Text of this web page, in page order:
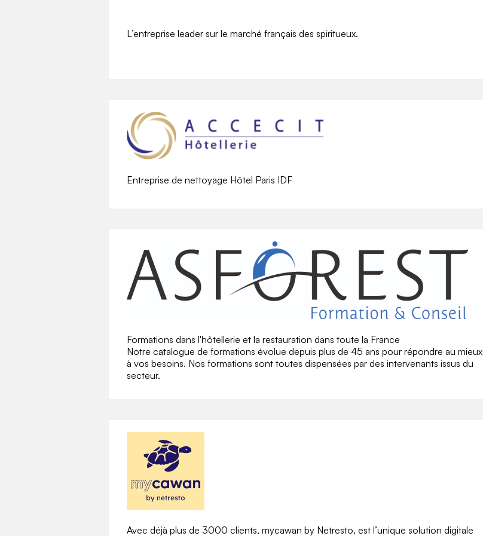
L’entreprise leader sur le marché français des spiritueux.
Entreprise de nettoyage Hôtel Paris IDF
Formations dans l'hôtellerie et la restauration dans toute la France
Notre catalogue de formations évolue depuis plus de 45 ans pour répondre au mieux
à vos besoins. Nos formations sont toutes dispensées par des intervenants issus du
secteur.
Avec déjà plus de 3000 clients, mycawan by Netresto, est l’unique solution digitale